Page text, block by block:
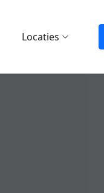
Locaties